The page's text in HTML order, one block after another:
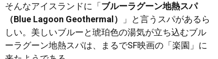
そんなアイスランドに「 ブルーラグーン地熱スパ
（Blue Lagoon Geothermal）
」と言うスパがあるら
しい。美しいブルーと琥珀色の湯気が立ち込むブル
ーラグーン地熱スパは、まるでSF映画の「楽園」に